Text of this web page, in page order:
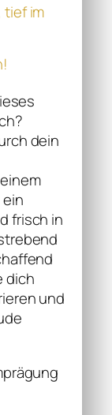
tief im
dein
frisch in
dich
und